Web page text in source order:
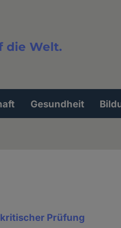
die Welt.
Gesundheit
Prüfung